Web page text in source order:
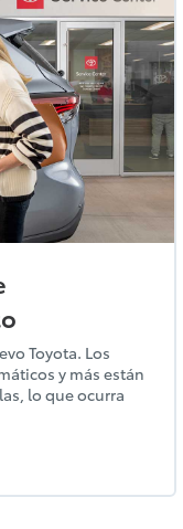
Toyota. Los
y más están
lo que ocurra